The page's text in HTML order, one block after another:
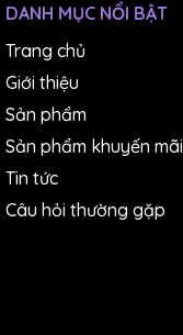
DANH MỤC NỔI BẬT
Trang chủ
Giới thiệu
Sản phẩm
Sản phẩm khuyến mãi
Tin tức
Câu hỏi thường gặp